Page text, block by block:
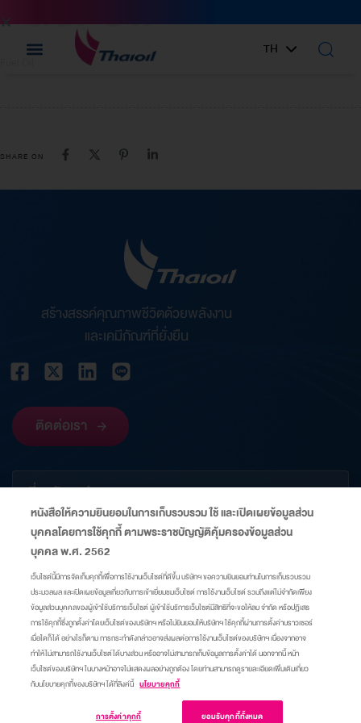
TH
EN
Fuel Oil
SHARE ON
สร้างสรรค์คุณภาพชีวิตด้วยพลังงาน
และเคมีภัณฑ์ที่ยั่งยืน
ติดต่อเรา
เกี่ยวกับองค์กร
ข้อมูลที่เกี่ยวข้อง
ลิงก์
แผนผังเว็บไซต์ศูนย์ความเป็นส่วนตัวนโยบายคุกกี้มาตรการแจ้งเตือน
© Copyright 2015 A Company of Thai Oil
หนังสือให้ความยินยอมในการเก็บรวบรวม ใช้ และเปิดเผยข้อมูลส่วน
บุคคลโดยการใช้คุกกี้ ตามพระราชบัญญัติคุ้มครองข้อมูลส่วน
บุคคล พ.ศ. 2562
เว็บไซต์นี้มีการจัดเก็บคุกกี้เพื่อการใช้งานเว็บไซต์ที่ดีขึ้น บริษัทฯ ขอความยินยอมท่านในการเก็บรวบรวม
ประมวลผล และเปิดเผยข้อมูลเกี่ยวกับการเข้าเยี่ยมชมเว็บไซต์ การใช้งานเว็บไซต์ รวมถึงแต่ไม่จำกัดเพียง
ข้อมูลส่วนบุคคลของผู้เข้าใช้บริการเว็บไซต์ ผู้เข้าใช้บริการเว็บไซต์มีสิทธิที่จะขอให้ลบ จำกัด หรือปฏิเสธ
การใช้คุกกี้ซึ่งถูกตั้งค่าโดยเว็บไซต์ของบริษัทฯ หรือไม่ยินยอมให้บริษัทฯ ใช้คุกกี้ผ่านการตั้งค่าบราวเซอร์
เมื่อใดก็ได้ อย่างไรก็ตาม การกระทำดังกล่าวอาจส่งผลต่อการใช้งานเว็บไซต์ของบริษัทฯ เนื่องจากอาจ
ทำให้ไม่สามารถใช้งานเว็บไซต์ได้บางส่วน หรืออาจไม่สามารถเก็บข้อมูลการตั้งค่าได้ นอกจากนี้ หน้า
เว็บไซต์ของบริษัทฯ ในบางหน้าอาจไม่แสดงผลอย่างถูกต้อง โดยท่านสามารถดูรายละเอียดเพิ่มเติมเกี่ยว
กับนโยบายคุกกี้ของบริษัทฯ ได้ที่ลิงค์นี้ นโยบายคุกกี้
การตั้งค่าคุกกี้ ยอมรับคุกกี้ทั้งหมด
เข้าสู่เว็บไซต์